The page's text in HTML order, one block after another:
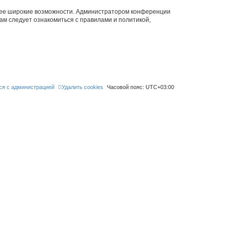
широкие возможности. Администратором конференции
следует ознакомиться с правилами и политикой,
Часовой пояс: UTC+03:00
Удалить cookies
с администрацией